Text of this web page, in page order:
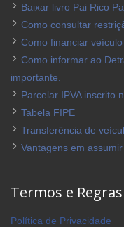
Baixar livro Pai Rico
Como consultar
Como financiar
Como informar ao
importante.
Parcelar IPVA inscrito
Tabela FIPE
Transferência de
Vantagens em
Termos e Regras
Política de Privacidade